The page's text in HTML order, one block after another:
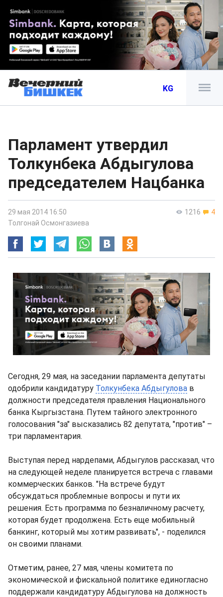
KG
Парламент утвердил
Толкунбека Абдыгулова
председателем Нацбанка
1216 4
29 мая 2014 16:50
Толгонай Осмонгазиева
Сегодня, 29 мая, на заседании парламента депутаты
одобрили кандидатуру Толкунбека Абдыгулова в
должности председателя правления Национального
банка Кыргызстана. Путем тайного электронного
голосования "за" высказались 82 депутата, "против" –
три парламентария.
Выступая перед нардепами, Абдыгулов рассказал, что
на следующей неделе планируется встреча с главами
коммерческих банков. "На встрече будут
обсуждаться проблемные вопросы и пути их
решения. Есть программа по безналичному расчету,
которая будет продолжена. Есть еще мобильный
банкинг, который мы хотим развивать", - поделился
он своими планами.
Отметим, ранее, 27 мая, члены комитета по
экономической и фискальной политике единогласно
поддержали кандидатуру Абдыгулова на должность